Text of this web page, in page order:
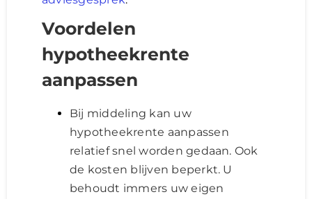
Overwaarde
over advies nederland
Voordelen
hypotheekrente
aanpassen
Bij middeling kan uw
hypotheekrente aanpassen
relatief snel worden gedaan. Ook
de kosten blijven beperkt. U
behoudt immers uw eigen